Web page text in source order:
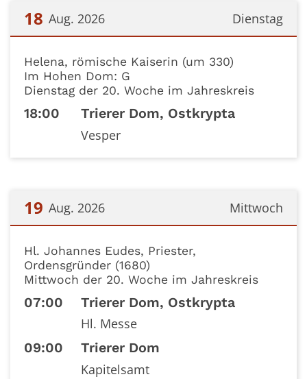
Dienstag
18 Aug. 2026
Helena, römische Kaiserin (um 330)
Im Hohen Dom: G
Dienstag der 20. Woche im Jahreskreis
18:00 Trierer Dom, Ostkrypta
Vesper
Mittwoch
19 Aug. 2026
Hl. Johannes Eudes, Priester,
Ordensgründer (1680)
Mittwoch der 20. Woche im Jahreskreis
07:00 Trierer Dom, Ostkrypta
Hl. Messe
09:00 Trierer Dom
Kapitelsamt